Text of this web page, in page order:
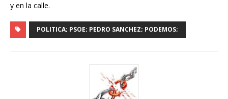
y en la calle.
POLITICA; PSOE; PEDRO SANCHEZ; PODEMOS;